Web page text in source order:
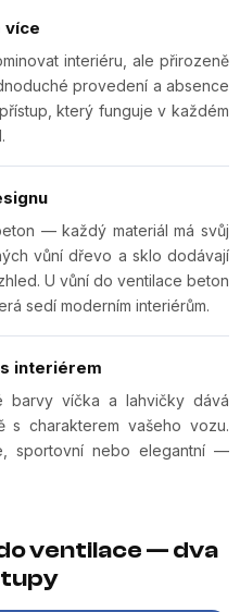
více
interiéru, ale přirozeně
provedení a absence
který funguje v každém
— každý materiál má svůj
vůní dřevo a sklo dodávají
U vůní do ventilace beton
sedí moderním interiérům.
interiérem
barvy víčka a lahvičky dává
s charakterem vašeho vozu.
sportovní nebo elegantní —
ventilace — dva